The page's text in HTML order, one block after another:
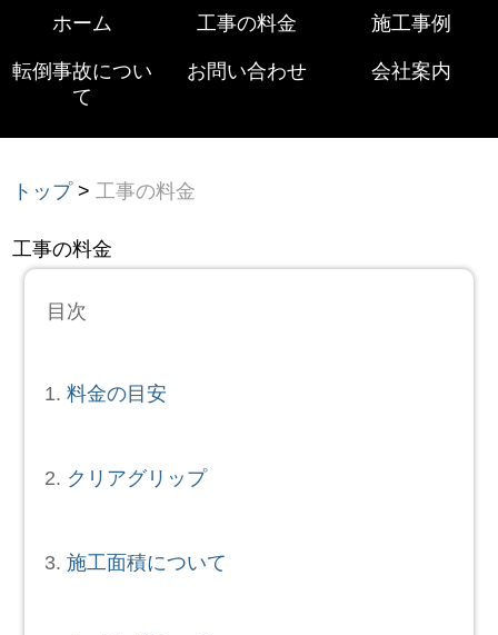
ホーム 工事の料金 施工事例
転倒事故につい
て
お問い合わせ 会社案内
トップ>工事の料金
工事の料金
目次
料金の目安
クリアグリップ
施工面積について